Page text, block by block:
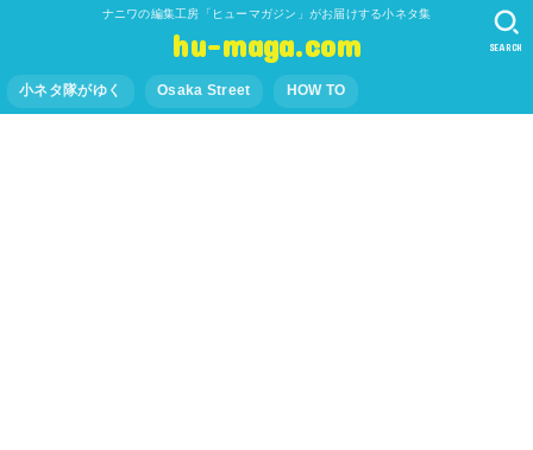
ナニワの編集工房「ヒューマガジン」がお届けする小ネタ集
hu-maga.com
小ネタ隊がゆく Osaka Street HOW TO
SEARCH